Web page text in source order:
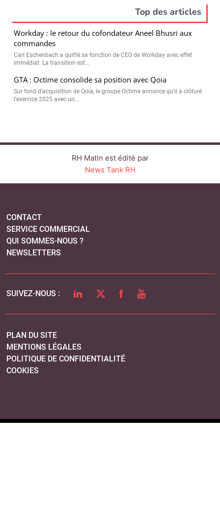
Top des articles
Workday : le retour du cofondateur Aneel Bhusri aux
commandes
Carl Eschenbach a quitté sa fonction de CEO de Workday avec effet
immédiat. La transition est...
GTA : Octime consolide sa position avec Qoia
Sur fond d’acquisition de Qoia, le groupe Octime annonce qu’il a clôturé
l’exercice 2025 avec un...
RH Matin est édité par
News Tank RH
CONTACT
SERVICE COMMERCIAL
QUI SOMMES-NOUS ?
NEWSLETTERS
SUIVEZ-NOUS : LINKEDINTWITTERFACEBOOK
YOUTUBE
PLAN DU SITE
MENTIONS LÉGALES
POLITIQUE DE CONFIDENTIALITÉ
COOKIES